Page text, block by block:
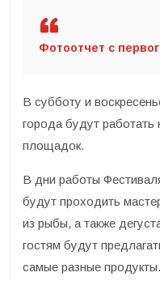
Фотоотчет с
В субботу и
города будут работать
площадок.
В дни работы
будут проходить
из рыбы, а также
гостям будут
самые разные